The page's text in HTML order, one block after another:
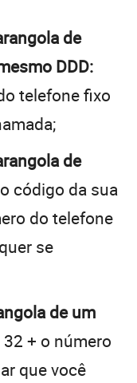
de
DDD:
telefone fixo
de
código da sua
do telefone
se
de um
+ o número
que você